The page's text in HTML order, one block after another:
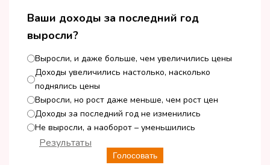
Ваши доходы за последний год
выросли?
Выросли, и даже больше, чем увеличились цены
Доходы увеличились настолько, насколько
поднялись цены
Выросли, но рост даже меньше, чем рост цен
Доходы за последний год не изменились
Не выросли, а наоборот – уменьшились
Голосовать
Результаты